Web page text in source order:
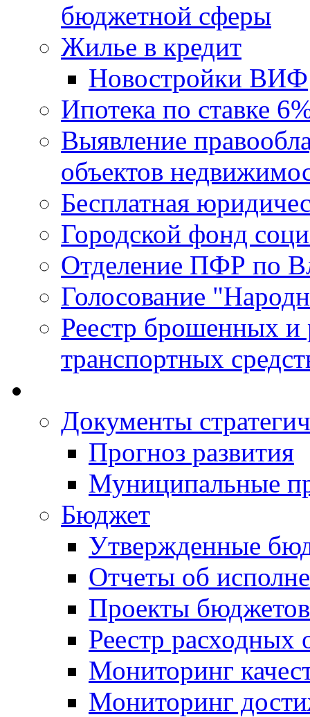
бюджетной сферы
Жилье в кредит
Новостройки ВИФ
Ипотека по ставке
Выявление
объектов
Бесплатная
Городской фонд
Отделение ПФР по
Голосование
Реестр брошенных и
транспортных
Документы
Прогноз развития
Муниципальные
Бюджет
Утвержденные
Отчеты об
Проекты бюджетов
Реестр расходных
Мониторинг
Мониторинг